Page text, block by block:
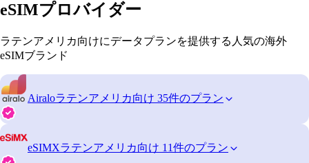
eSIMプロバイダー
ラテンアメリカ向けにデータプランを提供する人気の海外
eSIMブランド
Airaloラテンアメリカ向け 35件のプラン
eSIMXラテンアメリカ向け 11件のプラン